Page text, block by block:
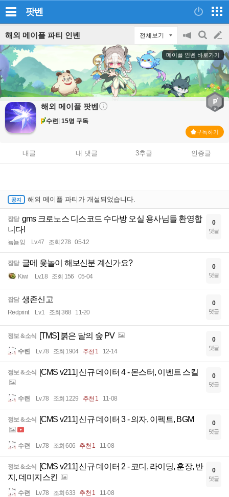
팟벤
해외 메이플 파티 인벤 전체보기
공
지
on/off
검
색
글
쓰
기
메이플 인벤 바로가기
해외 메이플 팟벤
수련 15명 구독
구독하기
내글 내 댓글 3추글 인증글
해외 메이플 파티가 개설되었습니다.
잡담 gms 크로노스 디스코드 수다방 오실 용사님들 환영합
니다!
뇸뇸잉 Lv.47 조회 278 05-12
0
댓글
잡담 글메 윷놀이 해보신분 계신가요?
Kiwi Lv.18 조회 156 05-04
0
댓글
잡담 생존신고
Redprint Lv.1 조회 368 11-20
0
댓글
정보＆소식 [TMS] 붉은 달의 숲 PV
수련 Lv.78 조회 1904 추천 1 12-14
0
댓글
정보＆소식 [CMS v211] 신규 데이터 4 - 몬스터, 이벤트 스킬
수련 Lv.78 조회 1229 추천 1 11-08
0
댓글
정보＆소식 [CMS v211] 신규 데이터 3 - 의자, 이펙트, BGM
수련 Lv.78 조회 606 추천 1 11-08
0
댓글
정보＆소식
[CMS v211] 신규 데이터 2 - 코디, 라이딩, 훈장, 반
지, 데미지스킨
수련 Lv.78 조회 633 추천 1 11-08
0
댓글